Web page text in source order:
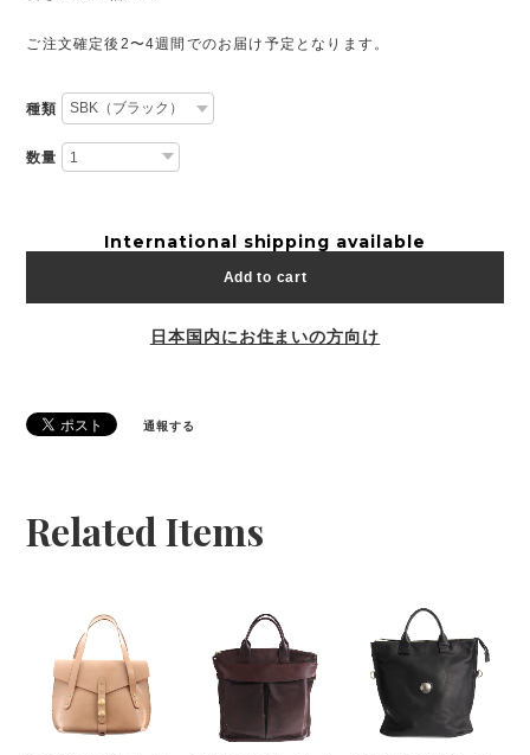
ご注文確定後2〜4週間でのお届け予定となります。
種類
数量
International shipping available
Add to cart
日本国内にお住まいの方向け
通報する
Related Items